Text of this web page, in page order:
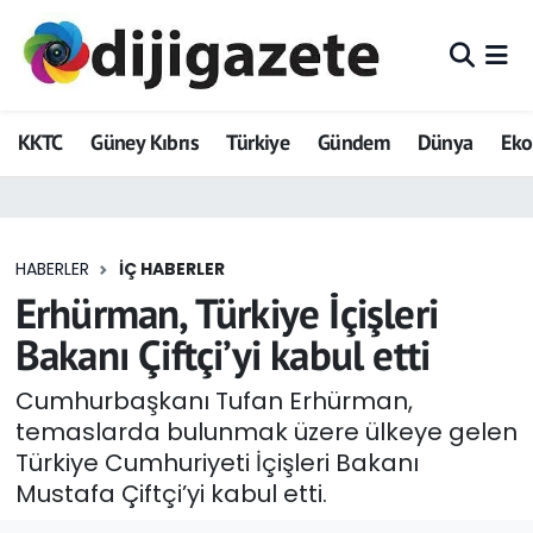
KKTC Güney Kıbrıs Türkiye Gündem Dünya
HABERLER İÇ HABERLER
Erhürman, Türkiye İçişleri
Bakanı Çiftçi’yi kabul etti
Cumhurbaşkanı Tufan Erhürman,
temaslarda bulunmak üzere ülkeye gelen
Türkiye Cumhuriyeti İçişleri Bakanı
Mustafa Çiftçi’yi kabul etti.
ADVERTORIAL
Dijigazete
Eğitim
Ekonomi
Foto Galeri
GEZİ
Güncel
Hava Durumu
Trafik Durumu
Tüm Manşetler
Son Dakika Haberleri
Haber Arşivi